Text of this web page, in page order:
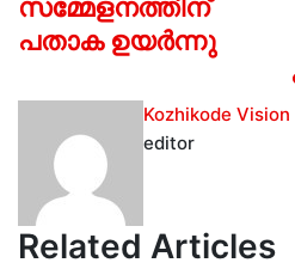
സമ്മേളനത്തിന്
പതാക ഉയര്‍ന്നു
Kozhikode Vision
editor
Related Articles